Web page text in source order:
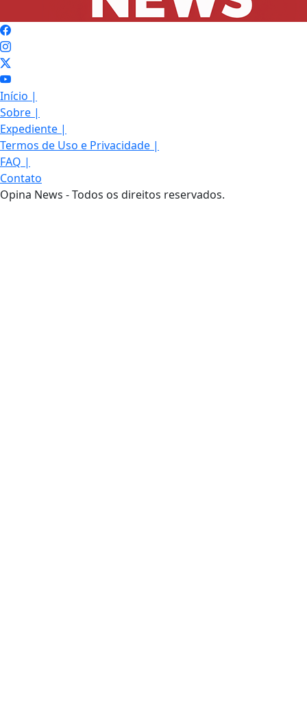
Início |
Sobre |
Expediente |
Termos de Uso e Privacidade |
FAQ |
Contato
Opina News - Todos os direitos reservados.